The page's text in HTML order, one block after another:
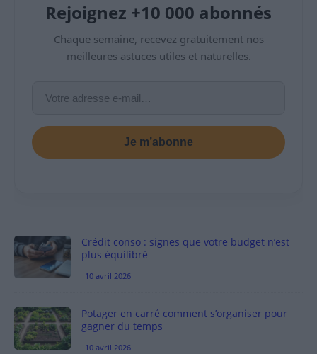
Rejoignez +10 000 abonnés
Chaque semaine, recevez gratuitement nos
meilleures astuces utiles et naturelles.
Je m’abonne
Crédit conso : signes que votre budget n’est
plus équilibré
10 avril 2026
Potager en carré comment s’organiser pour
gagner du temps
10 avril 2026